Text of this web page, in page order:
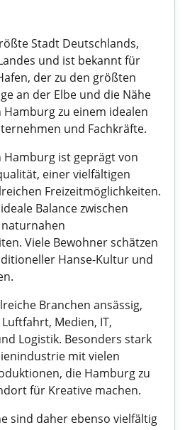
Stadt Deutschlands,
und ist bekannt für
der zu den größten
an der Elbe und die Nähe
zu einem idealen
und Fachkräfte.
ist geprägt von
einer vielfältigen
Freizeitmöglichkeiten.
Balance zwischen
Viele Bewohner schätzen
Hanse-Kultur und
Branchen ansässig,
Medien, IT,
Logistik. Besonders stark
mit vielen
die Hamburg zu
für Kreative machen.
sind daher ebenso vielfältig